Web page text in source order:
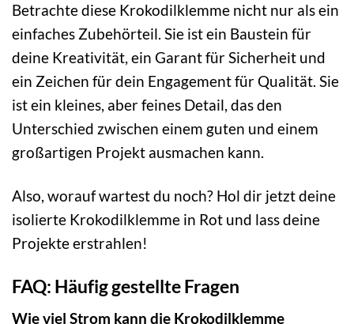
Betrachte diese Krokodilklemme nicht nur als ein
einfaches Zubehörteil. Sie ist ein Baustein für
deine Kreativität, ein Garant für Sicherheit und
ein Zeichen für dein Engagement für Qualität. Sie
ist ein kleines, aber feines Detail, das den
Unterschied zwischen einem guten und einem
großartigen Projekt ausmachen kann.
Also, worauf wartest du noch? Hol dir jetzt deine
isolierte Krokodilklemme in Rot und lass deine
Projekte erstrahlen!
FAQ: Häufig gestellte Fragen
Wie viel Strom kann die Krokodilklemme